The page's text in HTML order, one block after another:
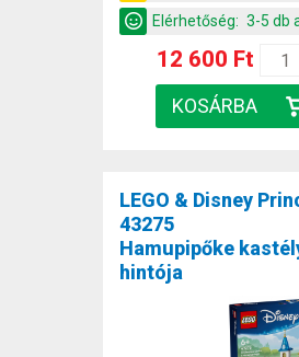
Elérhetőség: 3-5 db
12 600 Ft
LEGO & Disney
43275
Hamupipőke
hintója